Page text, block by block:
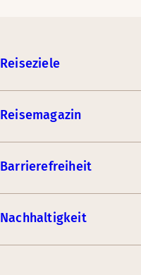
Reiseziele
Reisemagazin
Barrierefreiheit
Nachhaltigkeit